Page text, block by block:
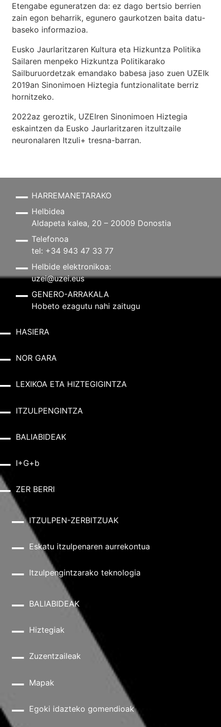
Etengabe eguneratzen da: ez dago bertsio berrien
zain egon beharrik, egunero gaurkotzen baita datu-
baseko informazioa.
Eusko Jaurlaritzaren Kultura eta Hizkuntza Politika
Sailaren menpeko Hizkuntza Politikarako
Sailburuordetzak emandako babesa jaso zuen UZEIk
2019an Sinonimoen Hiztegia funtzionalitate berriz
hornitzeko.
2022az geroztik, UZEIren Sinonimoen Hiztegia
eskaintzen da Eusko Jaurlaritzaren itzultzaile
neuronalaren Itzuli+ tresna-barran.
HARREMANETARAKO
Helbidea
Aldapeta kalea, 20 – 20009 Donostia
Telefonoa
tel: +34 943 47 33 77
Helbide elektronikoa:
uzei@uzei.eus
GENERO-ARRAKALA
Hobeto ezagutu nahi zaitugu
HASIERA
NOR GARA
LEXIKOA ETA HIZTEGIGINTZA
ITZULPENGINTZA
BALIABIDEAK
I+G+b
ZER BERRI
ITZULPEN-ZERBITZUAK
Eskatu itzulpenaren aurrekontua
Itzulpengintzarako teknologia
BALIABIDEAK
Hiztegiak
Zuzentzaileak
Mapak
Egoki idazteko gomendioak